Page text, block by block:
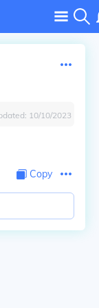
10/10/2023
Copy